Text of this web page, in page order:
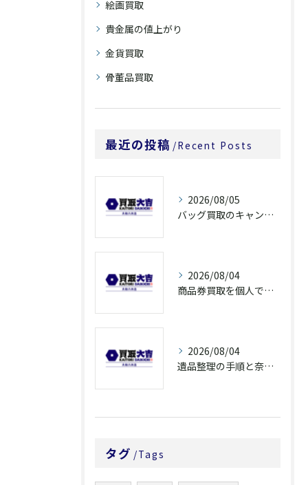
絵画買取
貴金属の値上がり
金貨買取
骨董品買取
最近の投稿 Recent Posts
2026/08/05
バッグ買取のキャンペーンで奈良県橿原市でお得に売るための条件と注意点徹底ガイド
2026/08/04
商品券買取を個人で利用する際の奈良県橿原市で知っておきたい高換金ポイント
2026/08/04
遺品整理の手順と奈良県橿原市で無駄なく片付ける方法とごみ処分ポイント
タグ Tags